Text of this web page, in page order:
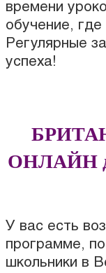
времени
обучение,
Регулярные
успеха!
ОНЛАЙН
У вас есть
программе,
школьники в